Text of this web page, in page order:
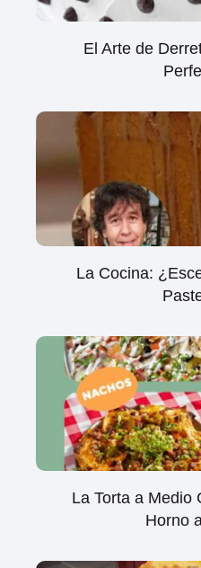
El Arte de
La Cocina:
La Torta a Medio
Horno